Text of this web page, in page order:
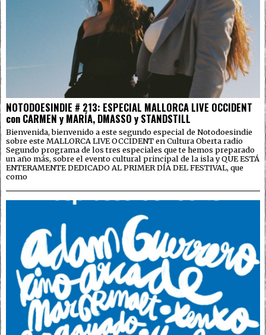
NOTODOESINDIE # 213: ESPECIAL MALLORCA LIVE OCCIDENT
con CARMEN y MARÍA, DMASSO y STANDSTILL
Bienvenida, bienvenido a este segundo especial de Notodoesindie
sobre este MALLORCA LIVE OCCIDENT en Cultura Oberta radio
Segundo programa de los tres especiales que te hemos preparado
un año más, sobre el evento cultural principal de la isla y QUE ESTÁ
ENTERAMENTE DEDICADO AL PRIMER DÍA DEL FESTIVAL, que
como